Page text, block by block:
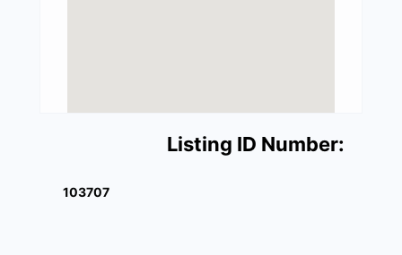
Listing ID Number:
103707